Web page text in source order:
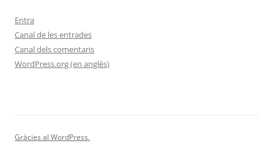
Entra
Canal de les entrades
Canal dels comentaris
WordPress.org (en anglès)
Gràcies al WordPress.